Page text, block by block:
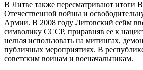
В Литве также пересматривают итоги
Отечественной войны и
Армии. В 2008 году Литовский сейм
символику СССР, приравняв ее к
нельзя использовать на митингах,
публичных мероприятиях. В
советским воинам и военачальникам.